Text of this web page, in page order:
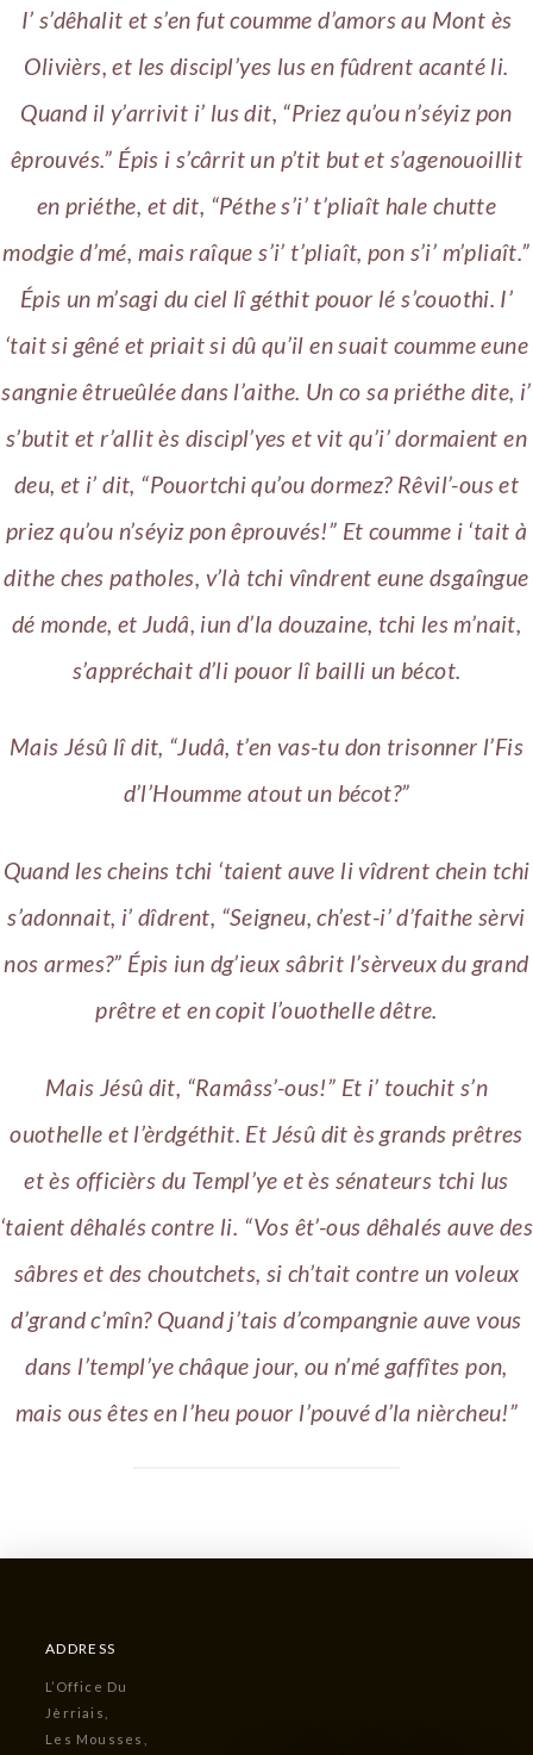
I’ s’dêhalit et s’en fut coumme d’amors au Mont ès
Olivièrs, et les discipl’yes lus en fûdrent acanté li.
Quand il y’arrivit i’ lus dit, “Priez qu’ou n’séyiz pon
êprouvés.” Épis i s’cârrit un p’tit but et s’agenouoillit
en priéthe, et dit, “Péthe s’i’ t’pliaît hale chutte
modgie d’mé, mais raîque s’i’ t’pliaît, pon s’i’ m’pliaît.”
Épis un m’sagi du ciel lî géthit pouor lé s’couothi. I’
‘tait si gêné et priait si dû qu’il en suait coumme eune
sangnie êtrueûlée dans l’aithe. Un co sa priéthe dite, i’
s’butit et r’allit ès discipl’yes et vit qu’i’ dormaient en
deu, et i’ dit, “Pouortchi qu’ou dormez? Rêvil’-ous et
priez qu’ou n’séyiz pon êprouvés!” Et coumme i ‘tait à
dithe ches patholes, v’là tchi vîndrent eune dsgaîngue
dé monde, et Judâ, iun d’la douzaine, tchi les m’nait,
s’appréchait d’li pouor lî bailli un bécot.
Mais Jésû lî dit, “Judâ, t’en vas-tu don trisonner l’Fis
d’l’Houmme atout un bécot?”
Quand les cheins tchi ‘taient auve li vîdrent chein tchi
s’adonnait, i’ dîdrent, “Seigneu, ch’est-i’ d’faithe sèrvi
nos armes?” Épis iun dg’ieux sâbrit l’sèrveux du grand
prêtre et en copit l’ouothelle dêtre.
Mais Jésû dit, “Ramâss’-ous!” Et i’ touchit s’n
ouothelle et l’èrdgéthit. Et Jésû dit ès grands prêtres
et ès officièrs du Templ’ye et ès sénateurs tchi lus
‘taient dêhalés contre li. “Vos êt’-ous dêhalés auve des
sâbres et des choutchets, si ch’tait contre un voleux
d’grand c’mîn? Quand j’tais d’compangnie auve vous
dans l’templ’ye châque jour, ou n’mé gaffîtes pon,
mais ous êtes en l’heu pouor l’pouvé d’la nièrcheu!”
ADDRESS
L’Office Du
Jèrriais,
Les Mousses,